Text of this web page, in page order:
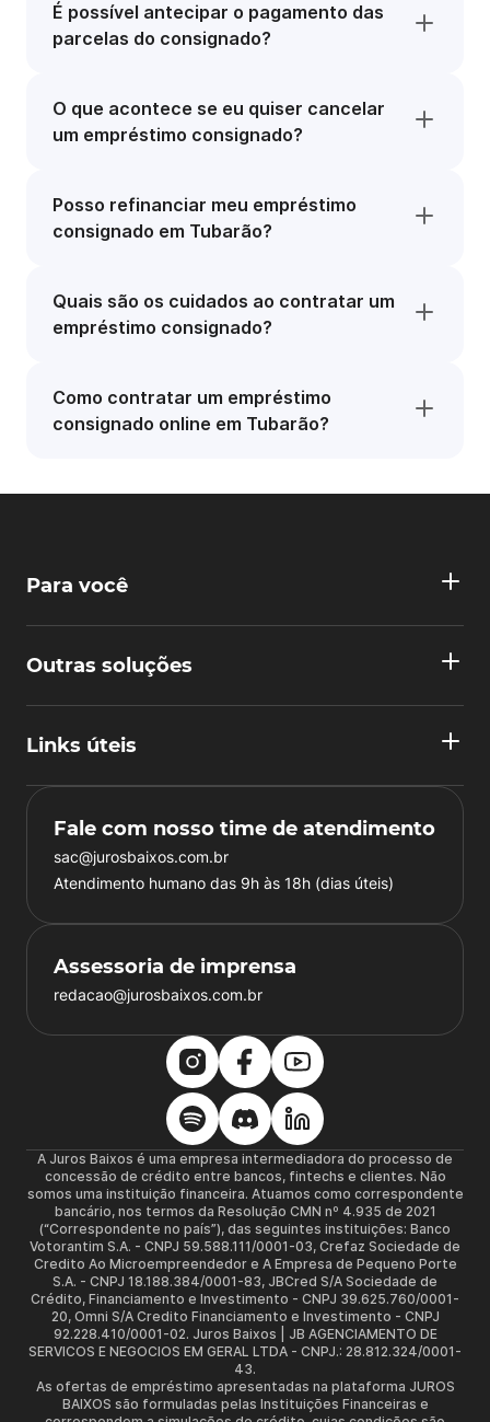
É possível antecipar o pagamento das
parcelas do consignado?
O que acontece se eu quiser cancelar
um empréstimo consignado?
Posso refinanciar meu empréstimo
consignado em Tubarão?
Quais são os cuidados ao contratar um
empréstimo consignado?
Como contratar um empréstimo
consignado online em Tubarão?
Para você
Outras soluções
Links úteis
Fale com nosso time de atendimento
sac@jurosbaixos.com.br
Atendimento humano das 9h às 18h (dias úteis)
Assessoria de imprensa
redacao@jurosbaixos.com.br
A Juros Baixos é uma empresa intermediadora do processo de
concessão de crédito entre bancos, fintechs e clientes. Não
somos uma instituição financeira. Atuamos como correspondente
bancário, nos termos da Resolução CMN nº 4.935 de 2021
(“Correspondente no país”), das seguintes instituições: Banco
Votorantim S.A. - CNPJ 59.588.111/0001-03, Crefaz Sociedade de
Credito Ao Microempreendedor e A Empresa de Pequeno Porte
S.A. - CNPJ 18.188.384/0001-83, JBCred S/A Sociedade de
Crédito, Financiamento e Investimento - CNPJ 39.625.760/0001-
20, Omni S/A Credito Financiamento e Investimento - CNPJ
92.228.410/0001-02. Juros Baixos | JB AGENCIAMENTO DE
SERVICOS E NEGOCIOS EM GERAL LTDA - CNPJ.: 28.812.324/0001-
43.
As ofertas de empréstimo apresentadas na plataforma JUROS
BAIXOS são formuladas pelas Instituições Financeiras e